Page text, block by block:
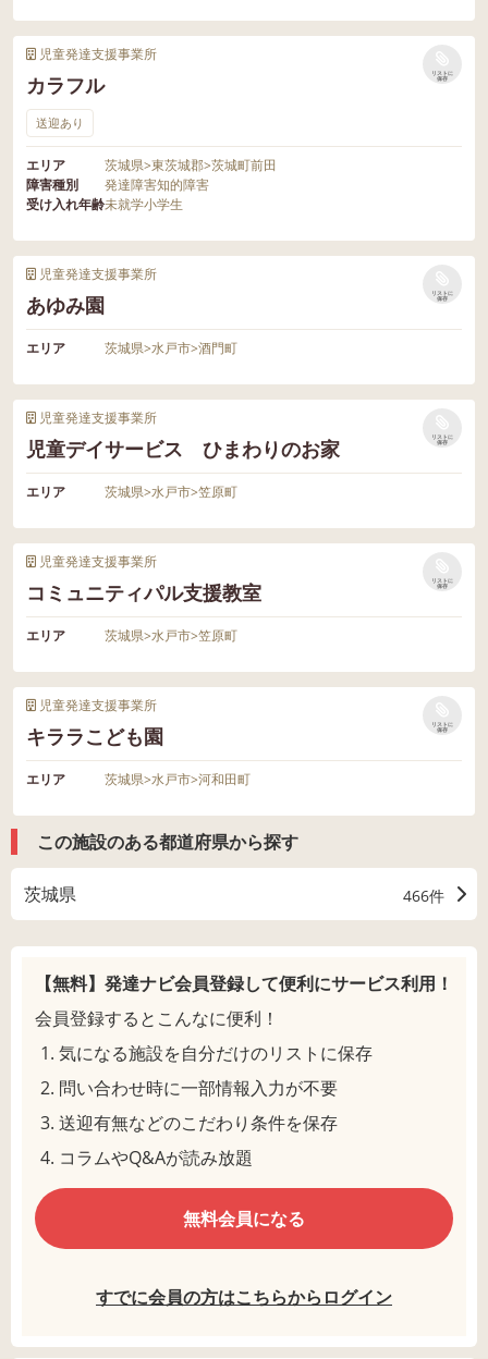
児童発達支援事業所
カラフル
リストに
保存
送迎あり
エリア 茨城県>東茨城郡>茨城町前田
障害種別
発達障害知的障害
受け入れ年齢未就学小学生
児童発達支援事業所
あゆみ園
リストに
保存
エリア 茨城県>水戸市>酒門町
児童発達支援事業所
児童デイサービス ひまわりのお家
リストに
保存
エリア 茨城県>水戸市>笠原町
児童発達支援事業所
コミュニティパル支援教室
リストに
保存
エリア 茨城県>水戸市>笠原町
児童発達支援事業所
キララこども園
リストに
保存
エリア 茨城県>水戸市>河和田町
この施設のある都道府県から探す
茨城県 466件
【無料】発達ナビ会員登録して便利にサービス利用！
会員登録するとこんなに便利！
気になる施設を自分だけのリストに保存
問い合わせ時に一部情報入力が不要
送迎有無などのこだわり条件を保存
コラムやQ&Aが読み放題
無料会員になる
すでに会員の方はこちらからログイン